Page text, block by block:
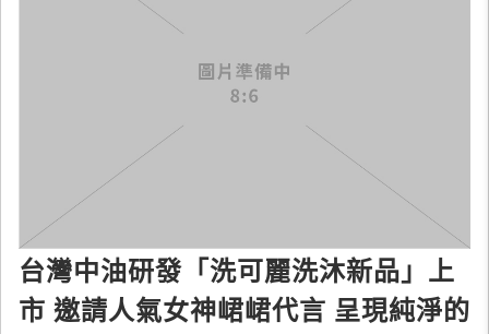
台灣中油研發「洗可麗洗沐新品」上
市 邀請人氣女神峮峮代言 呈現純淨的